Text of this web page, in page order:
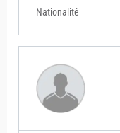
Nationalité